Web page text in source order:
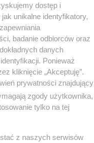
dostęp i
unikalne identyfikatory,
badanie odbiorców oraz
danych
Ponieważ
kliknięcie „Akceptuję”.
prywatności znajdujący
zgody użytkownika,
tylko na tej
z naszych serwisów